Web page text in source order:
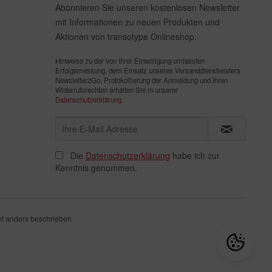
Abonnieren Sie unseren kostenlosen Newsletter
mit Informationen zu neuen Produkten und
Aktionen von transotype Onlineshop.
Hinweise zu der von Ihrer Einwilligung umfassten
Erfolgsmessung, dem Einsatz unseres Versanddienstleisters
Newsletter2Go, Protokollierung der Anmeldung und Ihren
Widerrufsrechten erhalten Sie in unserer
Datenschutzerklärung
Die Datenschutzerklärung habe ich zur
Kenntnis genommen.
anders beschrieben